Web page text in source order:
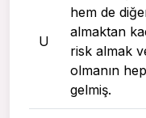
U
hem de
almaktan
risk almak
olmanın
gelmiş.